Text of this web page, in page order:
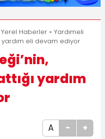
Hayatına Başladı | Hızlı ve
Akıllı Haber Platformu
Yerel Haberler» Yardımeli
yardım eli devam ediyor
yardım
A - +